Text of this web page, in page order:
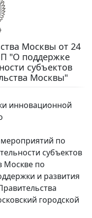
Москвы от 24
"О поддержке
субъектов
Москвы"
инновационной
по
субъектов
Москве по
и развития
городской